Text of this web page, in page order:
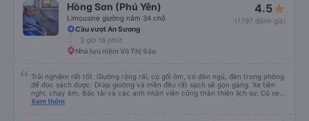
Hồng Sơn (Phú Yên)
Limousine giường nằm 34 chỗ
4.5
(1797 đánh giá)
Cầu vượt An Sương
3 giờ 16 phút
Nhà lưu niệm Võ Thị Sáu
Trải nghiệm rất tốt. Giường rộng rãi, có gối ôm, có đèn ngủ, đèn trong phòng
để đọc sách được. Drap giường và mền đều rất sạch sẽ gọn gàng. Xe tiện
nghi, chạy êm. Bác tài và các anh nhân viên cũng thân thiện lịch sự. Có xe
trung chuyển về nội thành thành phố tuy hoà rất tiện. Giá vé hợp lý. Nói
Xem thêm